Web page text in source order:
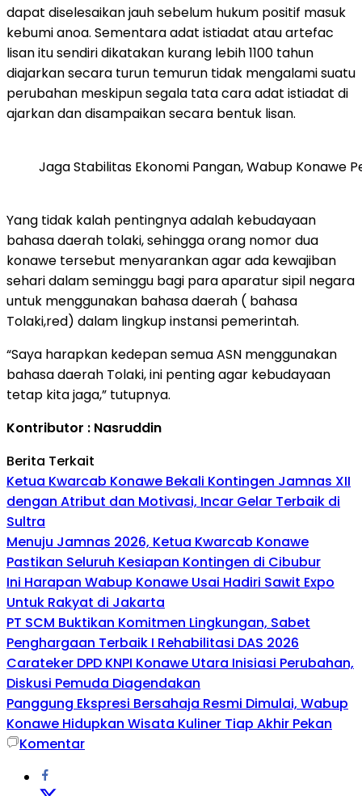
dapat diselesaikan jauh sebelum hukum positif masuk
kebumi anoa. Sementara adat istiadat atau artefac
lisan itu sendiri dikatakan kurang lebih 1100 tahun
diajarkan secara turun temurun tidak mengalami suatu
perubahan meskipun segala tata cara adat istiadat di
ajarkan dan disampaikan secara bentuk lisan.
Jaga Stabilitas Ekonomi Pangan, Wabup Konawe
Yang tidak kalah pentingnya adalah kebudayaan
bahasa daerah tolaki, sehingga orang nomor dua
konawe tersebut menyarankan agar ada kewajiban
sehari dalam seminggu bagi para aparatur sipil negara
untuk menggunakan bahasa daerah ( bahasa
Tolaki,red) dalam lingkup instansi pemerintah.
“Saya harapkan kedepan semua ASN menggunakan
bahasa daerah Tolaki, ini penting agar kebudayaan
tetap kita jaga,” tutupnya.
Kontributor : Nasruddin
Berita Terkait
Ketua Kwarcab Konawe Bekali Kontingen Jamnas XII
dengan Atribut dan Motivasi, Incar Gelar Terbaik di
Sultra
Menuju Jamnas 2026, Ketua Kwarcab Konawe
Pastikan Seluruh Kesiapan Kontingen di Cibubur
Ini Harapan Wabup Konawe Usai Hadiri Sawit Expo
Untuk Rakyat di Jakarta
PT SCM Buktikan Komitmen Lingkungan, Sabet
Penghargaan Terbaik I Rehabilitasi DAS 2026
Carateker DPD KNPI Konawe Utara Inisiasi Perubahan,
Diskusi Pemuda Diagendakan
Panggung Ekspresi Bersahaja Resmi Dimulai, Wabup
Konawe Hidupkan Wisata Kuliner Tiap Akhir Pekan
Komentar